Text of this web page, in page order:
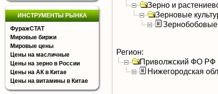
ИНСТРУМЕНТЫ РЫНКА
ФуражСТАТ
Мировые биржи
Мировые цены
Цены на масличные
Цены на зерно в России
Цены на АК в Китае
Цены на витамины в Китае
Зерно и
Зерновые
Зернобобовые
Регион:
Приволжский ФО РФ
Нижегородская